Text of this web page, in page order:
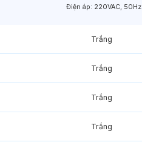
Điện áp: 220VAC, 50Hz
Trắng
Trắng
Trắng
Trắng